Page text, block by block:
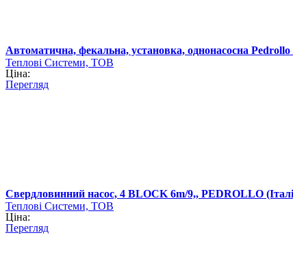
Автоматична, фекальна, установка, однонасосна
Теплові Системи, ТОВ
Ціна:
Перегляд
Свердловинний насос, 4 BLOCK 6m/9,, PEDROLLO
Теплові Системи, ТОВ
Ціна:
Перегляд